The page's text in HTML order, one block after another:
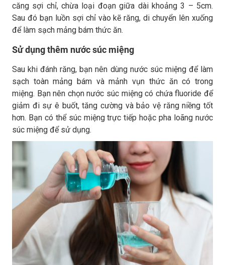
căng sợi chỉ, chừa loại đoạn giữa dài khoảng 3 – 5cm.
Sau đó bạn luồn sợi chỉ vào kẽ răng, di chuyển lên xuống
để làm sạch mảng bám thức ăn.
Sử dụng thêm nước súc miệng
Sau khi đánh răng, bạn nên dùng nước súc miệng để làm
sạch toàn mảng bám và mảnh vụn thức ăn có trong
miệng. Bạn nên chọn nước súc miệng có chứa fluoride để
giảm đi sự ê buốt, tăng cường và bảo vệ răng niềng tốt
hơn. Bạn có thể súc miệng trực tiếp hoặc pha loãng nước
súc miệng để sử dụng.